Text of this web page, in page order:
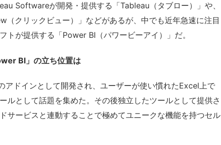
Softwareが開発・提供する「Tableau（タブロー）」や、
（クリックビュー）」などがあるが、中でも近年急速に注目
トが提供する「Power BI（パワービーアイ）」だ。
BI」の立ち位置は
ドインとして開発され、ユーザーが使い慣れたExcel上で
ルとして話題を集めた。その後独立したツールとして提供さ
サービスと連動することで極めてユニークな機能を持つセル